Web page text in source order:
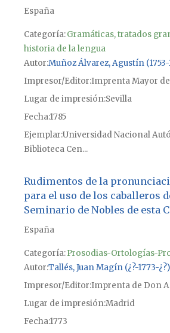
España
Categoría:Gramáticas, tratados
historia de la lengua
Autor Muñoz Álvarez, Agustín (1753-
Impresor/Editor Imprenta Mayor
Lugar de impresiónSevilla
Fecha1785
Ejemplar Universidad Nacional
Biblioteca Cen...
Rudimentos de la
para el uso de los caballeros
Seminario de Nobles de esta
España
Categoría:Prosodias-Ortologías-
Autor Tallés, Juan Magín (¿?-1773-¿?)
Impresor/Editor Imprenta de Don
Lugar de impresiónMadrid
Fecha1773